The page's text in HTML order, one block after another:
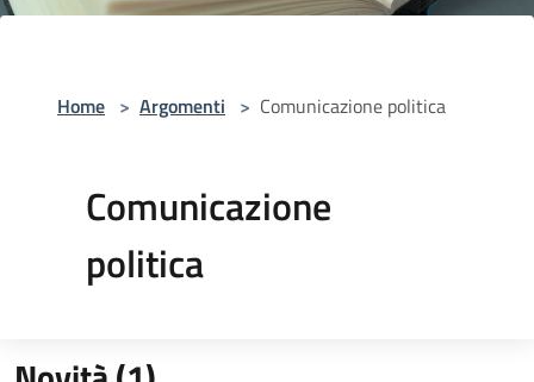
Home > Argomenti > Comunicazione politica
Comunicazione
politica